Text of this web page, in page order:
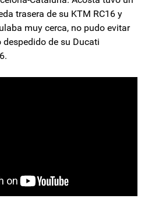
trasera de su KTM RC16 y
muy cerca, no pudo evitar
de su Ducati